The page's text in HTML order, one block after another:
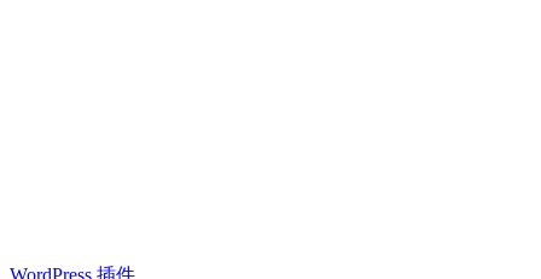
WordPress 插件